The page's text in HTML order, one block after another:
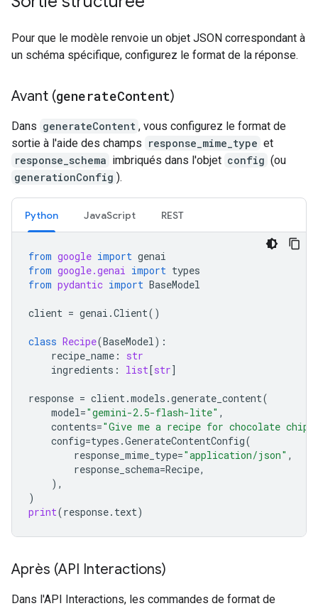
Pour que le modèle renvoie un objet JSON correspondant à
un schéma spécifique, configurez le format de la réponse.
Avant (generateContent)
Dans generateContent , vous configurez le format de
sortie à l'aide des champs response_mime_type et
response_schema imbriqués dans l'objet config (ou
generationConfig ).
Python JavaScript REST
from google import genai
from google.genai import types
from pydantic import BaseModel
client = genai .Client()
class Recipe(BaseModel):
recipe_name :
str
ingredients : list[str]
response = client.models .generate_content(
model="gemini-2.5-flash-lite" ,
contents="Give me a recipe for chocolate chip
config=types .GenerateContentConfig(
response_mime_type="application/json" ,
response_schema=Recipe,
),
)
print(response. text)
Après (API Interactions)
Dans l'API Interactions, les commandes de format de